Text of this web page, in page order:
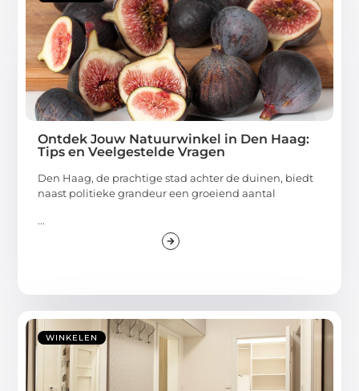
Ontdek Jouw Natuurwinkel in Den Haag:
Tips en Veelgestelde Vragen
Den Haag, de prachtige stad achter de duinen, biedt
naast politieke grandeur een groeiend aantal
...
WINKELEN